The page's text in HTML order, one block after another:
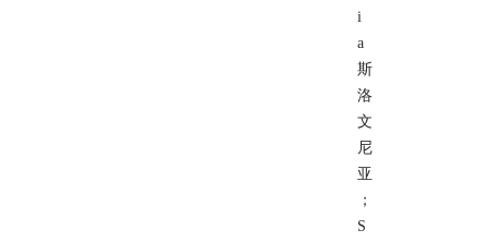
i
a
斯
洛
文
尼
亚
；
S